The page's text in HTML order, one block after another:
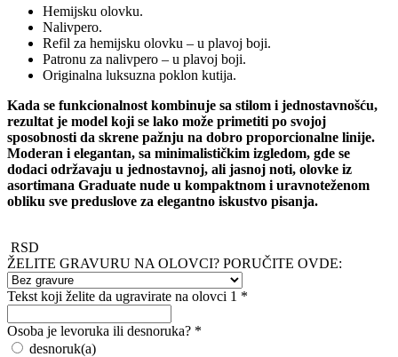
Hemijsku olovku.
Nalivpero.
Refil za hemijsku olovku – u plavoj boji.
Patronu za nalivpero – u plavoj boji.
Originalna luksuzna poklon kutija.
Kada se funkcionalnost kombinuje sa stilom i jednostavnošću,
rezultat je model koji se lako može primetiti po svojoj
sposobnosti da skrene pažnju na dobro proporcionalne linije.
Moderan i elegantan, sa minimalističkim izgledom, gde se
dodaci održavaju u jednostavnoj, ali jasnoj noti, olovke iz
asortimana Graduate nude u kompaktnom i uravnoteženom
obliku sve preduslove za elegantno iskustvo pisanja.
RSD
ŽELITE GRAVURU NA OLOVCI? PORUČITE OVDE:
Tekst koji želite da ugravirate na olovci 1 *
Osoba je levoruka ili desnoruka? *
desnoruk(a)